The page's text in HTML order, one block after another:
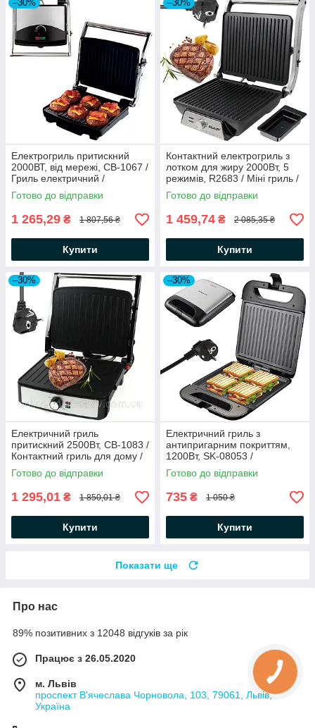
–30%
Електрогриль притискний
2000ВТ, від мережі, CB-1067 /
Гриль електричний /
Контактний гриль
Готово до відправки
1 265,29 ₴ 1 807,56 ₴
Купити
–30%
Контактний електрогриль з
лотком для жиру 2000Вт, 5
режимів, R2683 / Міні гриль /
Електричний гриль для дому
Готово до відправки
1 459,74 ₴ 2 085,35 ₴
Купити
–30%
Електричний гриль
притискний 2500Вт, СВ-1083 /
Контактний гриль для дому /
Електрогриль
Готово до відправки
1 295,01 ₴ 1 850,01 ₴
Купити
–30%
Електричний гриль з
антипригарним покриттям,
1200Вт, SK-08053 /
Сендвічниця-гриль /
Електрогриль
Готово до відправки
735 ₴ 1 050 ₴
Купити
Показати ще
Про нас
89% позитивних з 12048 відгуків за рік
Працює з 26.05.2020
м. Львів
проспект В'ячеслава Чорновола, 103, 79061, Львів,
Україна